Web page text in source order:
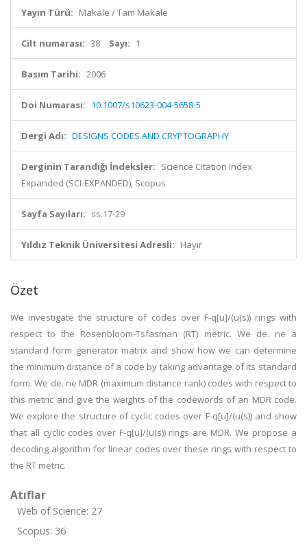
Yayın Türü: Makale / Tam Makale
Cilt numarası: 38 Sayı: 1
Basım Tarihi: 2006
Doi Numarası: 10.1007/s10623-004-5658-5
Dergi Adı: DESIGNS CODES AND CRYPTOGRAPHY
Derginin Tarandığı İndeksler: Science Citation Index
Expanded (SCI-EXPANDED), Scopus
Sayfa Sayıları: ss.17-29
Yıldız Teknik Üniversitesi Adresli: Hayır
Özet
We investigate the structure of codes over F-q[u]/(u(s)) rings with
respect to the Rosenbloom-Tsfasman (RT) metric. We de. ne a
standard form generator matrix and show how we can determine
the minimum distance of a code by taking advantage of its standard
form. We de. ne MDR (maximum distance rank) codes with respect to
this metric and give the weights of the codewords of an MDR code.
We explore the structure of cyclic codes over F-q[u]/(u(s)) and show
that all cyclic codes over F-q[u]/(u(s)) rings are MDR. We propose a
decoding algorithm for linear codes over these rings with respect to
the RT metric.
Atıflar
Web of Science: 27
Scopus: 36